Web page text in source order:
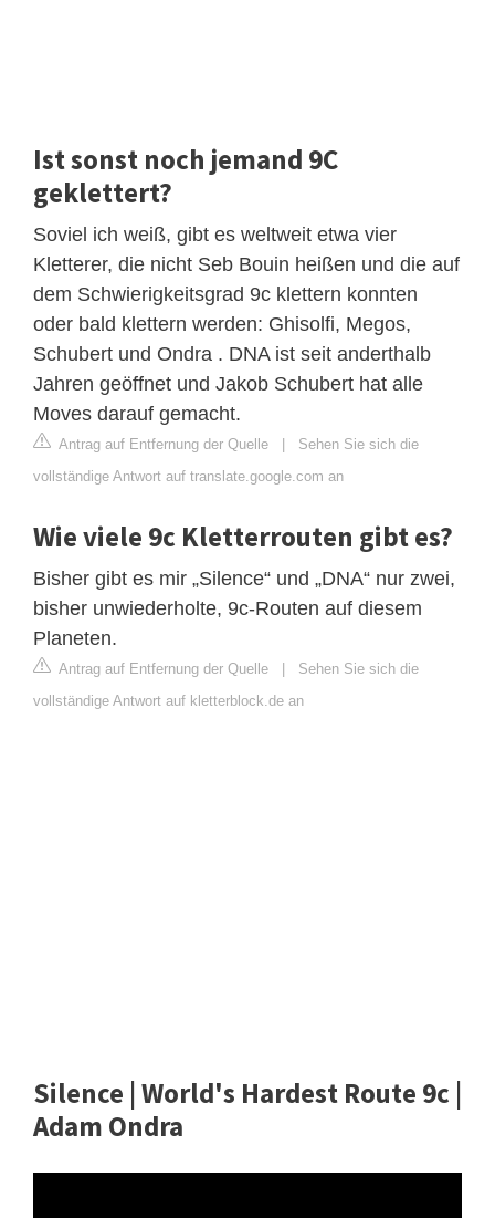
Ist sonst noch jemand 9C
geklettert?
Soviel ich weiß, gibt es weltweit etwa vier
Kletterer, die nicht Seb Bouin heißen und die auf
dem Schwierigkeitsgrad 9c klettern konnten
oder bald klettern werden: Ghisolfi, Megos,
Schubert und Ondra . DNA ist seit anderthalb
Jahren geöffnet und Jakob Schubert hat alle
Moves darauf gemacht.
Antrag auf Entfernung der Quelle
Sehen Sie sich die
vollständige Antwort auf translate.google.com an
Wie viele 9c Kletterrouten gibt es?
Bisher gibt es mir „Silence“ und „DNA“ nur zwei,
bisher unwiederholte, 9c-Routen auf diesem
Planeten.
Antrag auf Entfernung der Quelle
Sehen Sie sich die
vollständige Antwort auf kletterblock.de an
Silence | World's Hardest Route 9c |
Adam Ondra